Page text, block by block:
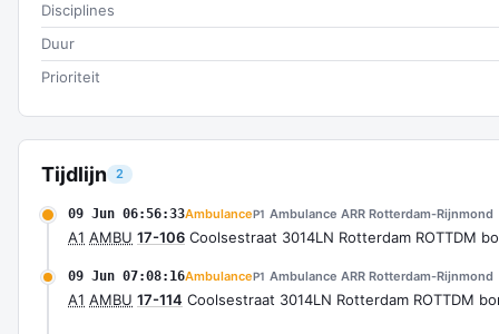
Tijdlijn 2
09 Jun 06:56:33AmbulanceP1 Ambulance ARR Rotterdam-Rijnmond
A1 AMBU 17-106 Coolsestraat 3014LN Rotterdam ROTTDM
09 Jun 07:08:16AmbulanceP1 Ambulance ARR Rotterdam-Rijnmond
A1 AMBU 17-114 Coolsestraat 3014LN Rotterdam ROTTDM
Disciplines
Duur
Prioriteit